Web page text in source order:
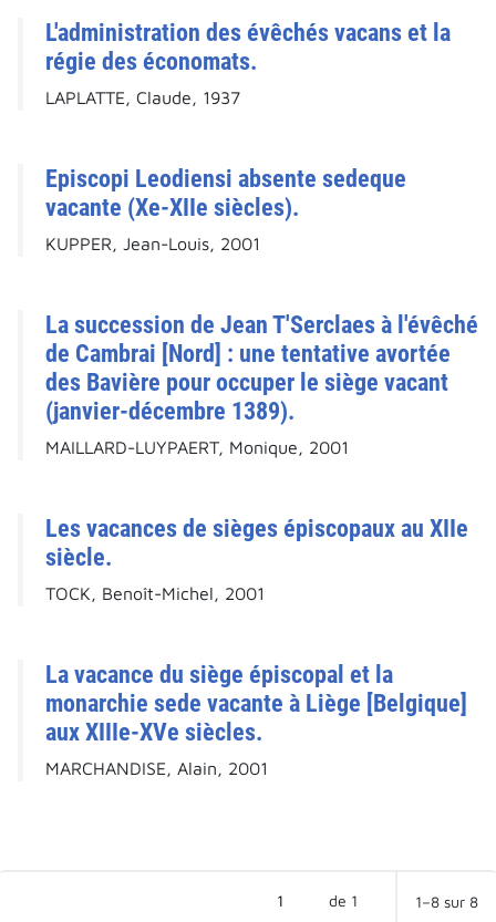
L'administration des évêchés vacans et la
régie des économats.
LAPLATTE, Claude, 1937
Episcopi Leodiensi absente sedeque
vacante (Xe-XIIe siècles).
KUPPER, Jean-Louis, 2001
La succession de Jean T'Serclaes à l'évêché
de Cambrai [Nord] : une tentative avortée
des Bavière pour occuper le siège vacant
(janvier-décembre 1389).
MAILLARD-LUYPAERT, Monique, 2001
Les vacances de sièges épiscopaux au XIIe
siècle.
TOCK, Benoît-Michel, 2001
La vacance du siège épiscopal et la
monarchie sede vacante à Liège [Belgique]
aux XIIIe-XVe siècles.
MARCHANDISE, Alain, 2001
de 1 1–8 sur 8